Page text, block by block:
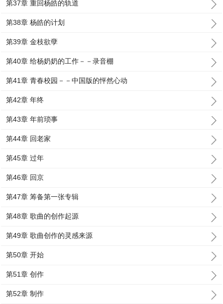
第37章 重回杨皓的轨道
第38章 杨皓的计划
第39章 金枝欲孽
第40章 给杨奶奶的工作－－录音棚
第41章 青春校园－－中国版的怦然心动
第42章 年终
第43章 年前琐事
第44章 回老家
第45章 过年
第46章 回京
第47章 筹备第一张专辑
第48章 歌曲的创作起源
第49章 歌曲创作的灵感来源
第50章 开始
第51章 创作
第52章 制作